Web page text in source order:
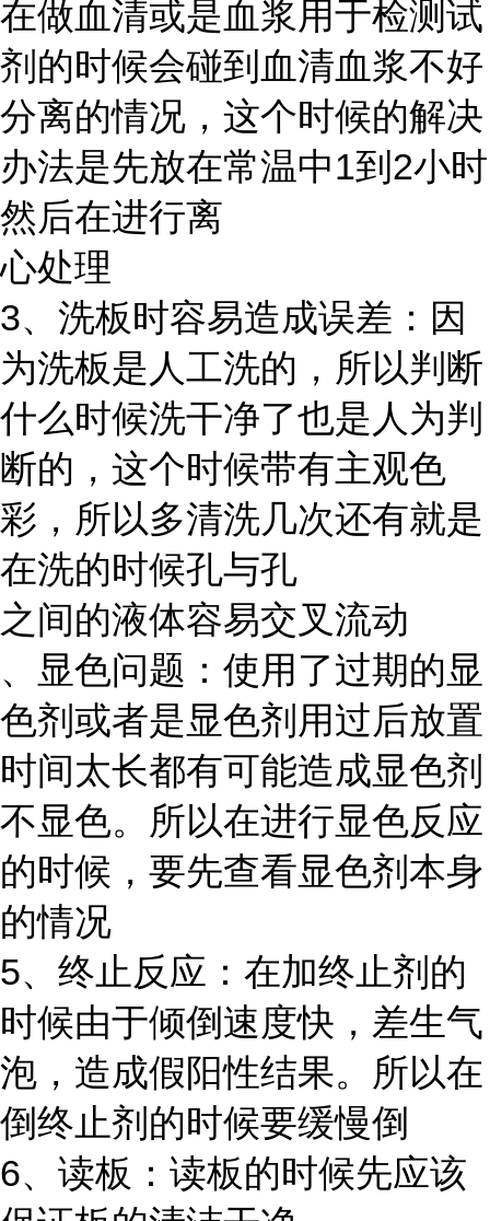
在做血清或是血浆用于检测试
剂的时候会碰到血清血浆不好
分离的情况，这个时候的解决
办法是先放在常温中1到2小时
然后在进行离
心处理
3、洗板时容易造成误差：因
为洗板是人工洗的，所以判断
什么时候洗干净了也是人为判
断的，这个时候带有主观色
彩，所以多清洗几次还有就是
在洗的时候孔与孔
之间的液体容易交叉流动
、显色问题：使用了过期的显
色剂或者是显色剂用过后放置
时间太长都有可能造成显色剂
不显色。所以在进行显色反应
的时候，要先查看显色剂本身
的情况
5、终止反应：在加终止剂的
时候由于倾倒速度快，差生气
泡，造成假阳性结果。所以在
倒终止剂的时候要缓慢倒
6、读板：读板的时候先应该